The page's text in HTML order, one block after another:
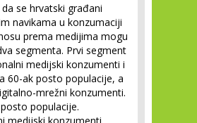
se hrvatski građani
navikama u konzumaciji
prema medijima mogu
segmenta. Prvi segment
medijski konzumenti i
60-ak posto populacije, a
mrežni konzumenti.
populacije.
medijski konzumenti